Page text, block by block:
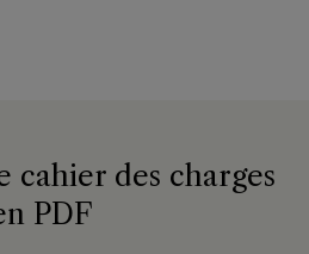
cahier des charges
PDF